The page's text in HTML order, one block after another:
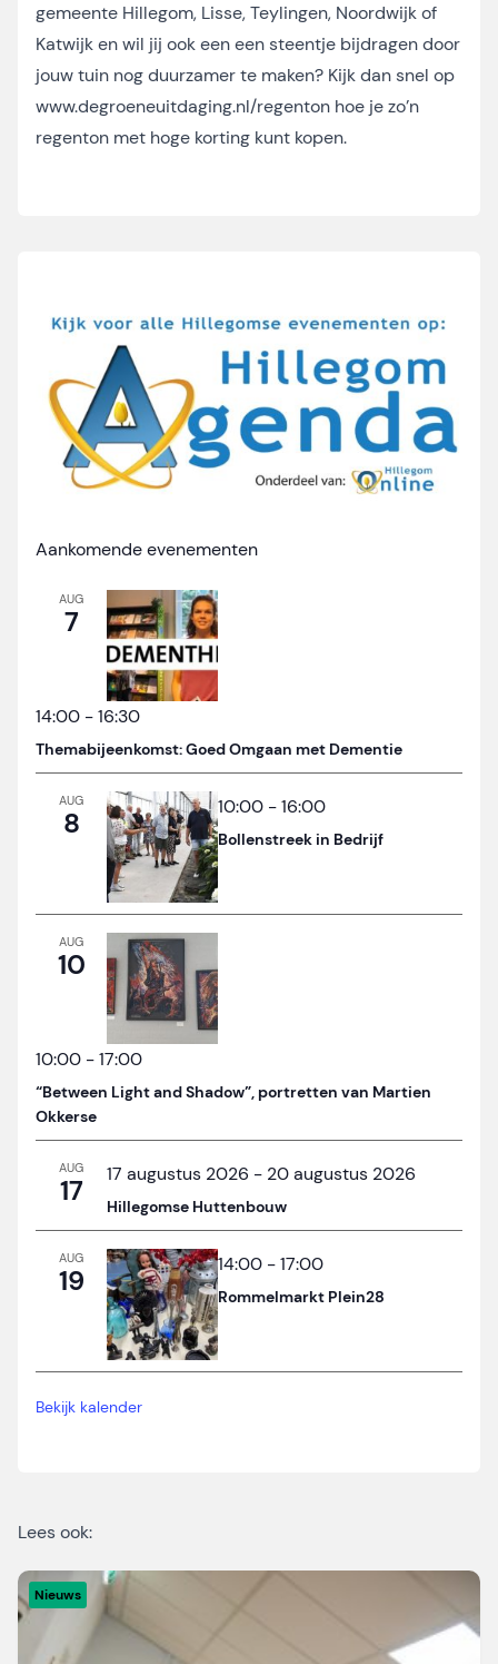
gemeente Hillegom, Lisse, Teylingen, Noordwijk of
Katwijk en wil jij ook een een steentje bijdragen door
jouw tuin nog duurzamer te maken? Kijk dan snel op
www.degroeneuitdaging.nl/regenton hoe je zo’n
regenton met hoge korting kunt kopen.
Aankomende evenementen
AUG
7
14:00 -16:30
Themabijeenkomst: Goed Omgaan met Dementie
AUG
8 10:00 -16:00
Bollenstreek in Bedrijf
AUG
10
10:00 -17:00
“Between Light and Shadow”, portretten van Martien
Okkerse
AUG
17 17 augustus 2026 - 20 augustus 2026
Hillegomse Huttenbouw
AUG
19 14:00 -17:00
Rommelmarkt Plein28
Bekijk kalender
Lees ook:
Nieuws